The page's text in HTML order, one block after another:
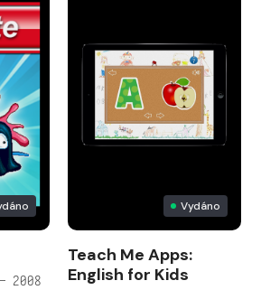
2008
Vydáno
Teach Me Apps:
English for Kids